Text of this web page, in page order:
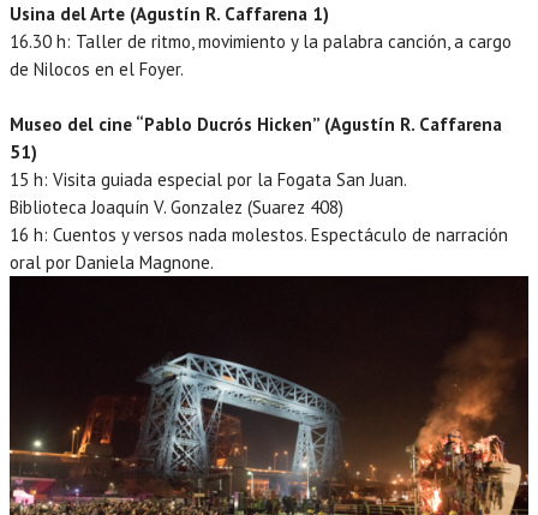
Usina del Arte (Agustín R. Caffarena 1)
16.30 h: Taller de ritmo, movimiento y la palabra canción, a cargo
de Nilocos en el Foyer.
Museo del cine “Pablo Ducrós Hicken” (Agustín R. Caffarena
51)
15 h: Visita guiada especial por la Fogata San Juan.
Biblioteca Joaquín V. Gonzalez (Suarez 408)
16 h: Cuentos y versos nada molestos. Espectáculo de narración
oral por Daniela Magnone.